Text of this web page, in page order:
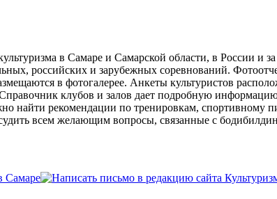
в Самаре и Самарской области, в России и
российских и зарубежных соревнований.
в фотогалерее. Анкеты культуристов
клубов и залов дает подробную
найти рекомендации по тренировкам, спортивному
всем желающим вопросы, связанные с